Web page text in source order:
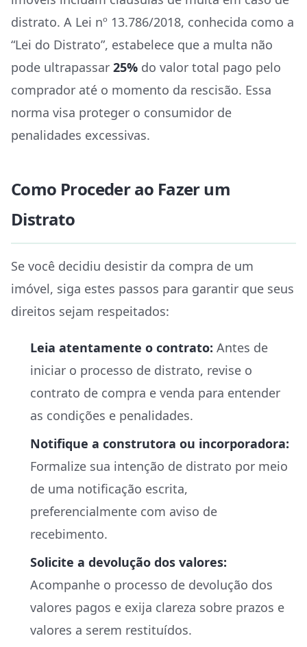
distrato. A Lei nº 13.786/2018, conhecida como a
“Lei do Distrato”, estabelece que a multa não
pode ultrapassar 25% do valor total pago pelo
comprador até o momento da rescisão. Essa
norma visa proteger o consumidor de
penalidades excessivas.
Como Proceder ao Fazer um
Distrato
Se você decidiu desistir da compra de um
imóvel, siga estes passos para garantir que seus
direitos sejam respeitados:
Leia atentamente o contrato: Antes de
iniciar o processo de distrato, revise o
contrato de compra e venda para entender
as condições e penalidades.
Notifique a construtora ou incorporadora:
Formalize sua intenção de distrato por meio
de uma notificação escrita,
preferencialmente com aviso de
recebimento.
Solicite a devolução dos valores:
Acompanhe o processo de devolução dos
valores pagos e exija clareza sobre prazos e
valores a serem restituídos.